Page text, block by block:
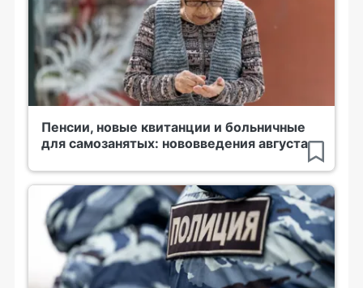
Пенсии, новые квитанции и больничные
для самозанятых: нововведения августа